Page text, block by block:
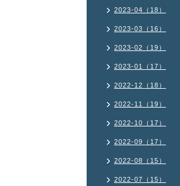
2023-04（18）
2023-03（16）
2023-02（19）
2023-01（17）
2022-12（18）
2022-11（19）
2022-10（17）
2022-09（17）
2022-08（15）
2022-07（15）